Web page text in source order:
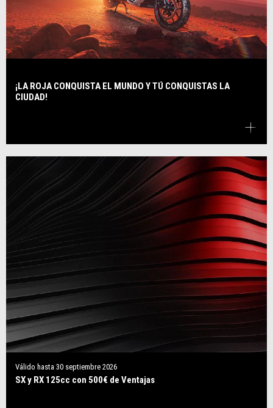
¡LA ROJA CONQUISTA EL MUNDO Y TÚ CONQUISTAS LA
CIUDAD!
Válido hasta 30 septiembre 2026
SX y RX 125cc con 500€ de Ventajas